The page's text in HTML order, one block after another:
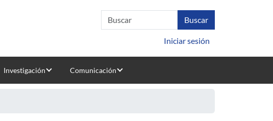
Iniciar sesión
Investigación Comunicación